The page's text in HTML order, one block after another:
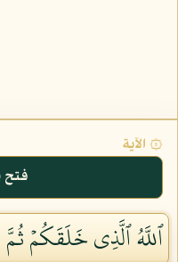
۞ الآية
ٱللَّهُ ٱلَّذِي خَلَقَكُمۡ